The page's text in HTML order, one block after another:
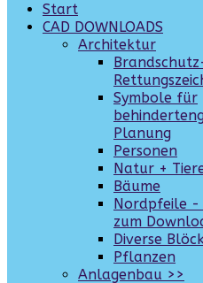
Start
CAD DOWNLOADS
Architektur
Symbole für
Planung
Personen
Natur +
Bäume
Nordpfeile -
zum
Diverse
Pflanzen
Anlagenbau >>